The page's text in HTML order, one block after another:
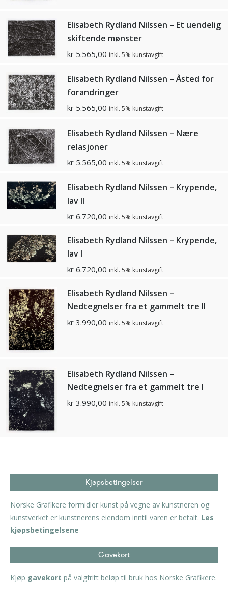
Elisabeth Rydland Nilssen – Et uendelig
skiftende mønster
kr 5.565,00 inkl. 5% kunstavgift
Elisabeth Rydland Nilssen – Åsted for
forandringer
kr 5.565,00 inkl. 5% kunstavgift
Elisabeth Rydland Nilssen – Nære
relasjoner
kr 5.565,00 inkl. 5% kunstavgift
Elisabeth Rydland Nilssen – Krypende,
lav II
kr 6.720,00 inkl. 5% kunstavgift
Elisabeth Rydland Nilssen – Krypende,
lav I
kr 6.720,00 inkl. 5% kunstavgift
Elisabeth Rydland Nilssen –
Nedtegnelser fra et gammelt tre II
kr 3.990,00 inkl. 5% kunstavgift
Elisabeth Rydland Nilssen –
Nedtegnelser fra et gammelt tre I
kr 3.990,00 inkl. 5% kunstavgift
Kjøpsbetingelser
Norske Grafikere formidler kunst på vegne av kunstneren og
kunstverket er kunstnerens eiendom inntil varen er betalt. Les
kjøpsbetingelsene
Gavekort
Kjøp gavekort på valgfritt beløp til bruk hos Norske Grafikere.